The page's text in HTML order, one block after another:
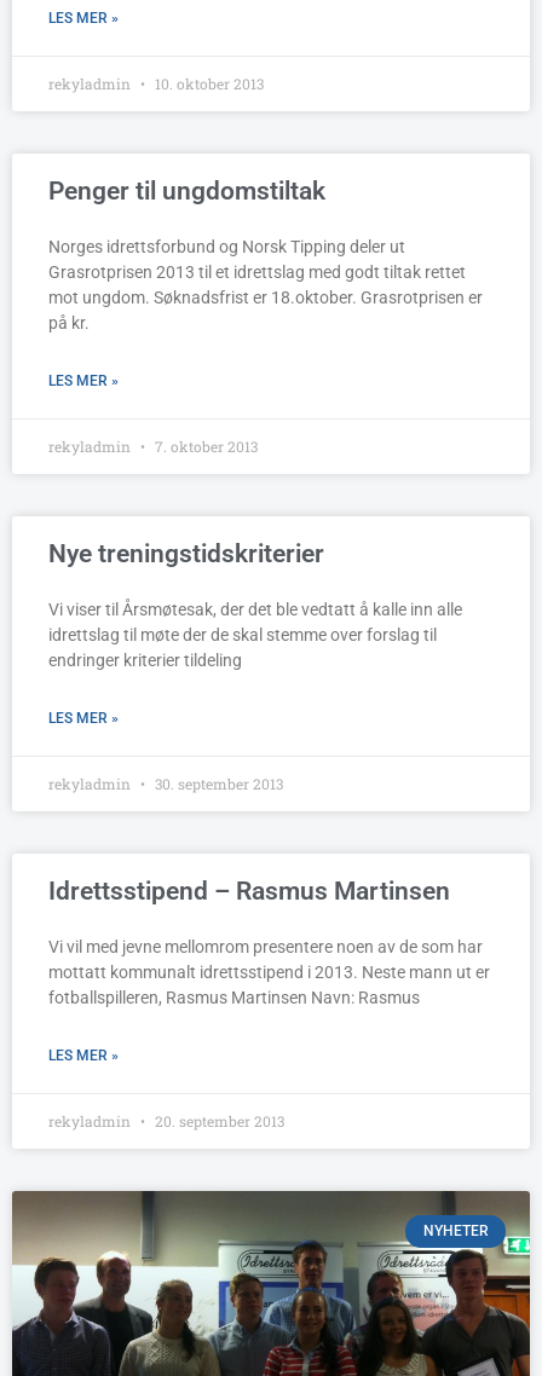
LES MER »
rekyladmin 10. oktober 2013
Penger til ungdomstiltak
Norges idrettsforbund og Norsk Tipping deler ut
Grasrotprisen 2013 til et idrettslag med godt tiltak rettet
mot ungdom. Søknadsfrist er 18.oktober. Grasrotprisen er
på kr.
LES MER »
rekyladmin 7. oktober 2013
Nye treningstidskriterier
Vi viser til Årsmøtesak, der det ble vedtatt å kalle inn alle
idrettslag til møte der de skal stemme over forslag til
endringer kriterier tildeling
LES MER »
rekyladmin 30. september 2013
Idrettsstipend – Rasmus Martinsen
Vi vil med jevne mellomrom presentere noen av de som har
mottatt kommunalt idrettsstipend i 2013. Neste mann ut er
fotballspilleren, Rasmus Martinsen Navn: Rasmus
LES MER »
rekyladmin 20. september 2013
NYHETER